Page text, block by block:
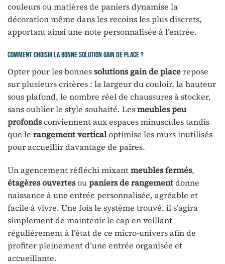
couleurs ou matières de paniers dynamise la
décoration même dans les recoins les plus discrets,
apportant ainsi une note personnalisée à l’entrée.
Comment choisir la bonne solution gain de place ?
Opter pour les bonnessolutions gain de placerepose
sur plusieurs critères : la largeur du couloir, la hauteur
sous plafond, le nombre réel de chaussures à stocker,
sans oublier le style souhaité. Lesmeubles peu
profondsconviennent aux espaces minuscules tandis
que le rangement verticaloptimise les murs inutilisés
pour accueillir davantage de paires.
Un agencement réfléchi mixantmeubles fermés,
étagères ouvertesoupaniers de rangementdonne
naissance à une entrée personnalisée, agréable et
facile à vivre. Une fois le système trouvé, il s’agira
simplement de maintenir le cap en veillant
régulièrement à l’état de ce micro-univers afin de
profiter pleinement d’une entrée organisée et
accueillante.